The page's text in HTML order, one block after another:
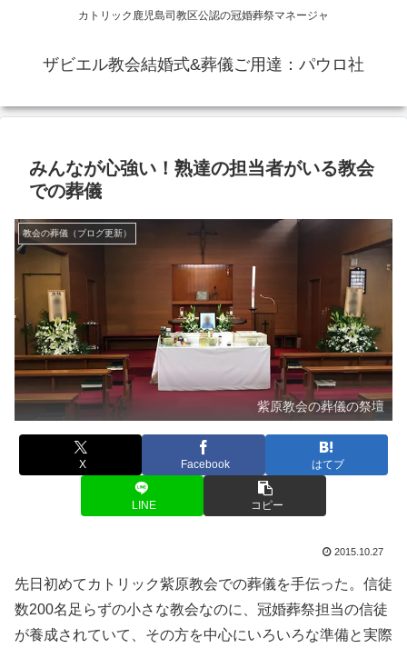
カトリック鹿児島司教区公認の冠婚葬祭マネージャ
ザビエル教会結婚式&葬儀ご用達：パウロ社
みんなが心強い！熟達の担当者がいる教会
での葬儀
教会の葬儀（ブログ更新）
紫原教会の葬儀の祭壇
X Facebook はてブ
LINE コピー
2015.10.27
先日初めてカトリック紫原教会での葬儀を手伝った。信徒
数200名足らずの小さな教会なのに、冠婚葬祭担当の信徒
が養成されていて、その方を中心にいろいろな準備と実際